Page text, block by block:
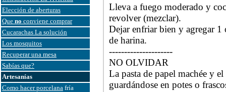
Elección de aberturas
Que no conviene comprar
Cucarachas La solución
Los mosquitos
Recuperar una mesa
Sabías que?
Artesanías
Como hacer porcelana fría
Lleva a fuego moderado y
revolver (mezclar).
Dejar enfriar bien y agregar 1
de harina.
---------------------
NO OLVIDAR
La pasta de papel machée y
guardándose en potes o